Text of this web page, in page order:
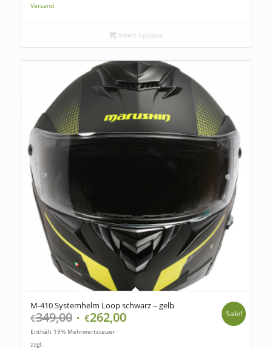
Versand
Select options
M-410 Systemhelm Loop schwarz – gelb
€349,00 €262,00
Enthält 19% Mehrwertsteuer
zzgl.
Sale!